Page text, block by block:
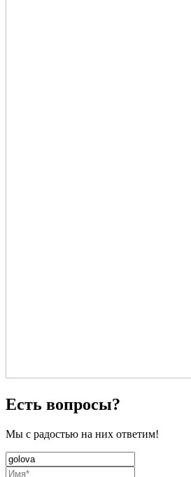
Есть вопросы?
Мы с радостью на них ответим!